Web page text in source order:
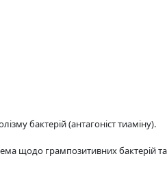
бактерій (антагоніст тиаміну).
щодо грампозитивних бактерій